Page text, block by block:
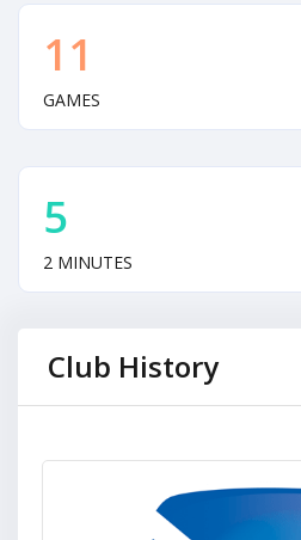
11
GAMES
5
2 MINUTES
Club History